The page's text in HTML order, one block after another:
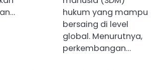
hukum yang mampu
bersaing di level
global. Menurutnya,
perkembangan…